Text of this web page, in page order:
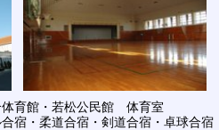
体育館・若松公民館 体育室
宿・柔道合宿・剣道合宿・卓球合宿